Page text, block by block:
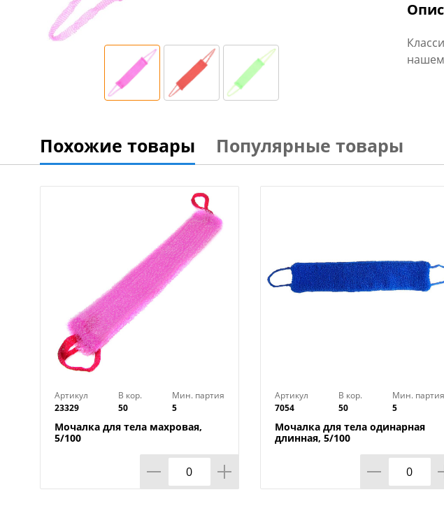
нашем
Похожие товары Популярные товары
Артикул
23329
В кор.
50
Мин. партия
5
Мочалка для тела махровая,
5/100
Артикул
7054
В кор.
50
Мин. партия
5
Мочалка для тела одинарная
длинная, 5/100